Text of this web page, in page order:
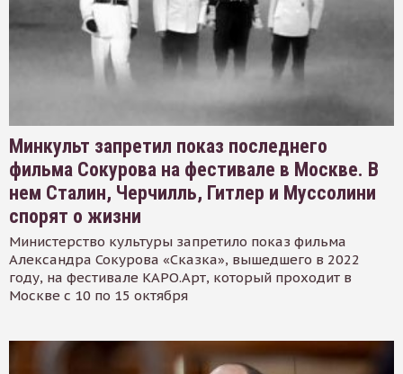
Минкульт запретил показ последнего
фильма Сокурова на фестивале в Москве. В
нем Сталин, Черчилль, Гитлер и Муссолини
спорят о жизни
Министерство культуры запретило показ фильма
Александра Сокурова «Сказка», вышедшего в 2022
году, на фестивале КАРО.Арт, который проходит в
Москве с 10 по 15 октября